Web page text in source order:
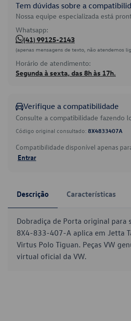
Tem dúvidas sobre a
Nossa equipe especializada está
Whatsapp:
(41) 99125-2143
(apenas mensagens de texto, não atendemos
Horário de atendimento:
Segunda à sexta, das 8h às 17h.
Verifique a compatibilidade
Consulte a compatibilidade fazendo
Código original consultado: 8X4833407A
Compatibilidade disponível apenas
Entrar
Descrição Características
Dobradiça de Porta original para
8X4-833-407-A aplica em Jetta
Virtus Polo Tiguan. Peças VW
virtual oficial da VW.